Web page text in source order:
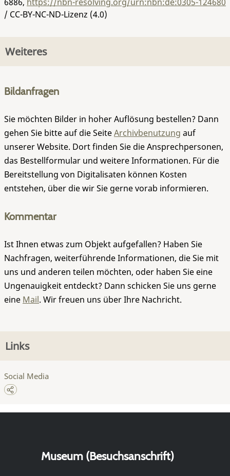
/ CC-BY-NC-ND-Lizenz (4.0)
Weiteres
Bildanfragen
Sie möchten Bilder in hoher Auflösung bestellen? Dann
gehen Sie bitte auf die SeiteArchivbenutzung auf
unserer Website. Dort finden Sie die Ansprechpersonen,
das Bestellformular und weitere Informationen. Für die
Bereitstellung von Digitalisaten können Kosten
entstehen, über die wir Sie gerne vorab informieren.
Kommentar
Ist Ihnen etwas zum Objekt aufgefallen? Haben Sie
Nachfragen, weiterführende Informationen, die Sie mit
uns und anderen teilen möchten, oder haben Sie eine
Ungenauigkeit entdeckt? Dann schicken Sie uns gerne
eine Mail. Wir freuen uns über Ihre Nachricht.
Links
Social Media
Museum (Besuchsanschrift)